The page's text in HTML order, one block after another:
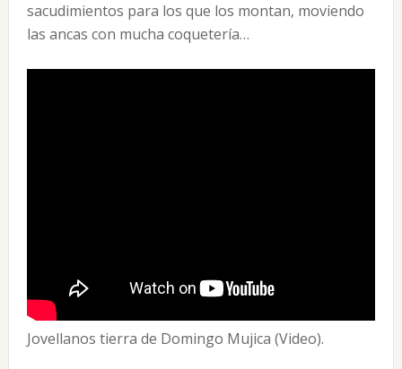
sacudimientos para los que los montan, moviendo
las ancas con mucha coquetería…
Jovellanos tierra de Domingo Mujica (Video).